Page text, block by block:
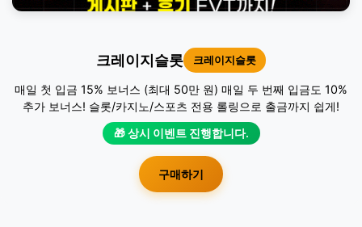
크레이지슬롯 크레이지슬롯
매일 첫 입금 15% 보너스 (최대 50만 원) 매일 두 번째 입금도 10%
추가 보너스! 슬롯/카지노/스포츠 전용 롤링으로 출금까지 쉽게!
🎁 상시 이벤트 진행합니다.
구매하기